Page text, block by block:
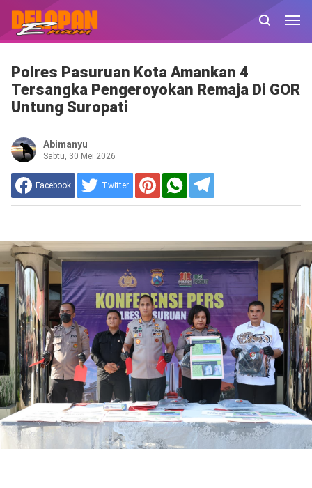
Polres Pasuruan Kota Amankan 4
Tersangka Pengeroyokan Remaja Di GOR
Untung Suropati
Abimanyu
Sabtu, 30 Mei 2026
Facebook Twitter